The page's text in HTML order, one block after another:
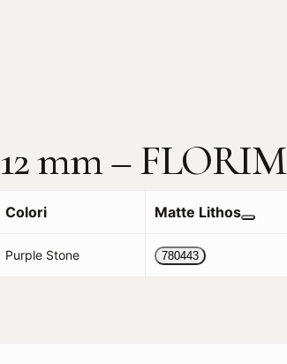
mm – FLORIM
Colori Matte Lithos
Purple Stone 780443